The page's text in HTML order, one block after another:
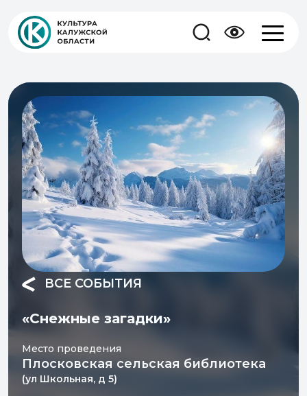
ВСЕ СОБЫТИЯ
«Снежные загадки»
Место проведения
Плосковская сельская библиотека
(ул Школьная, д 5)